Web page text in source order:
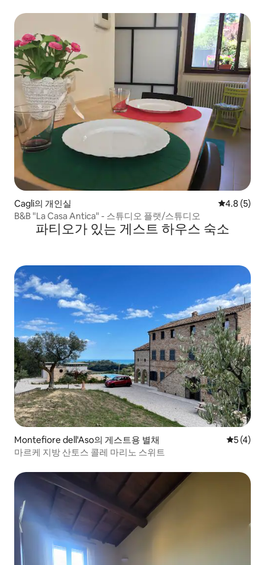
Cagli의 개인실 평점 4.8점
4.8 (5)
B&B "La Casa Antica" - 스튜디오 플랫/스튜디오
파티오가 있는 게스트 하우스 숙소
Montefiore dell'Aso의 게스트용 별채 평점 5점
5 (4)
마르케 지방 산토스 콜레 마리노 스위트